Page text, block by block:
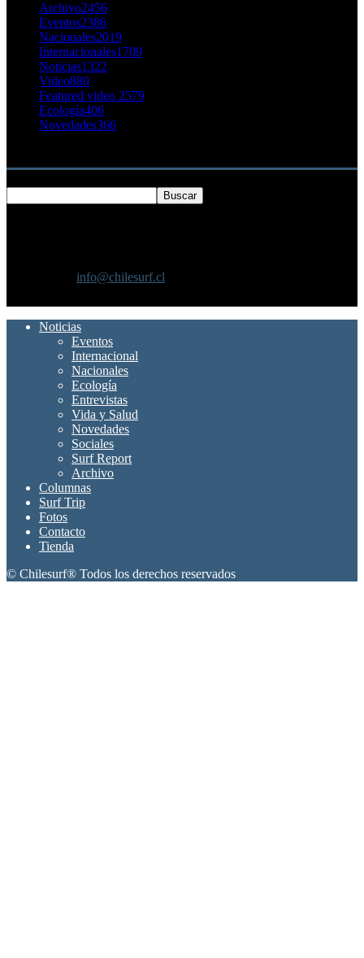
Archivo2456
Eventos2386
Nacionales2019
Internacionales1709
Noticias1322
Video880
Featured video 2579
Ecología406
Novedades366
info@chilesurf.cl
Noticias
Eventos
Internacional
Nacionales
Ecología
Entrevistas
Vida y Salud
Novedades
Sociales
Surf Report
Archivo
Columnas
Surf Trip
Fotos
Contacto
Tienda
© Chilesurf® Todos los derechos reservados